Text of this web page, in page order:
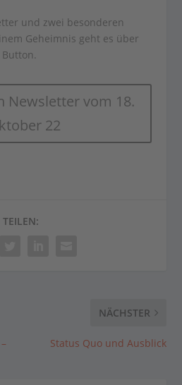
und zwei besonderen
Geheimnis geht es über
Newsletter vom 18.
22
TEILEN:
NÄCHSTER
Status Quo und Ausblick